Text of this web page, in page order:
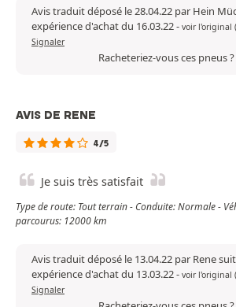
Avis traduit déposé le 28.04.22 par Hein
expérience d'achat du 16.03.22- voir l'original
Signaler
Racheteriez-vous ces pneus ?
AVIS DE RENE
4/5
Je suis très satisfait
Type de route: Tout terrain - Conduite: Normale -
parcourus: 12000 km
Avis traduit déposé le 13.04.22 par Rene
expérience d'achat du 13.03.22- voir l'original
Signaler